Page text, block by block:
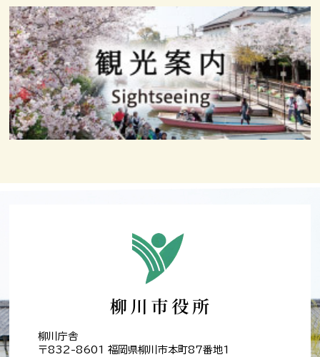
柳川庁舎
〒832-8601 福岡県柳川市本町87番地1